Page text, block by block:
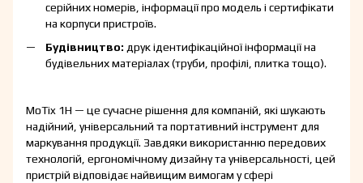
серійних номерів, інформації про модель і сертифікати
на корпуси пристроїв.
Будівництво: друк ідентифікаційної інформації на
будівельних матеріалах (труби, профілі, плитка тощо).
MoTix 1H — це сучасне рішення для компаній, які шукають
надійний, універсальний та портативний інструмент для
маркування продукції. Завдяки використанню передових
технологій, ергономічному дизайну та універсальності, цей
пристрій відповідає найвищим вимогам у сфері